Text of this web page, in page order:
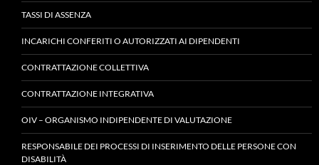
TASSI DI ASSENZA
INCARICHI CONFERITI O AUTORIZZATI AI DIPENDENTI
CONTRATTAZIONE COLLETTIVA
CONTRATTAZIONE INTEGRATIVA
OIV – ORGANISMO INDIPENDENTE DI VALUTAZIONE
RESPONSABILE DEI PROCESSI DI INSERIMENTO DELLE PERSONE CON
DISABILITÀ